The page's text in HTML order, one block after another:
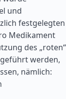
und
festgelegten
Medikament
des „roten“
werden,
nämlich: